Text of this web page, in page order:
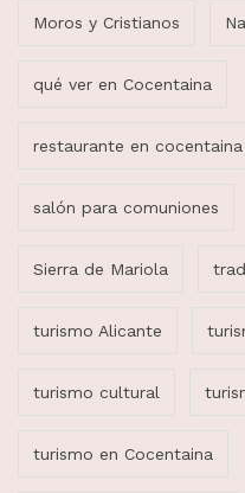
Moros y Cristianos
qué ver en Cocentaina
restaurante en cocentaina
salón para comuniones
Sierra de Mariola
turismo Alicante
turismo cultural
turismo en Cocentaina